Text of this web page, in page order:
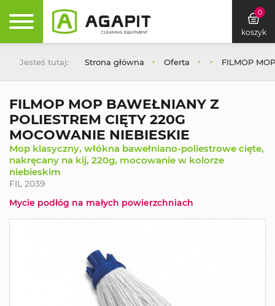
0
koszyk
Jesteś tutaj: Strona główna Oferta FILMOP
FILMOP MOP BAWEŁNIANY Z
POLIESTREM CIĘTY 220G
MOCOWANIE NIEBIESKIE
Mop klasyczny, włókna bawełniano-poliestrowe cięte,
nakręcany na kij, 220g, mocowanie w kolorze
niebieskim
FIL 2039
Mycie podłóg na małych powierzchniach